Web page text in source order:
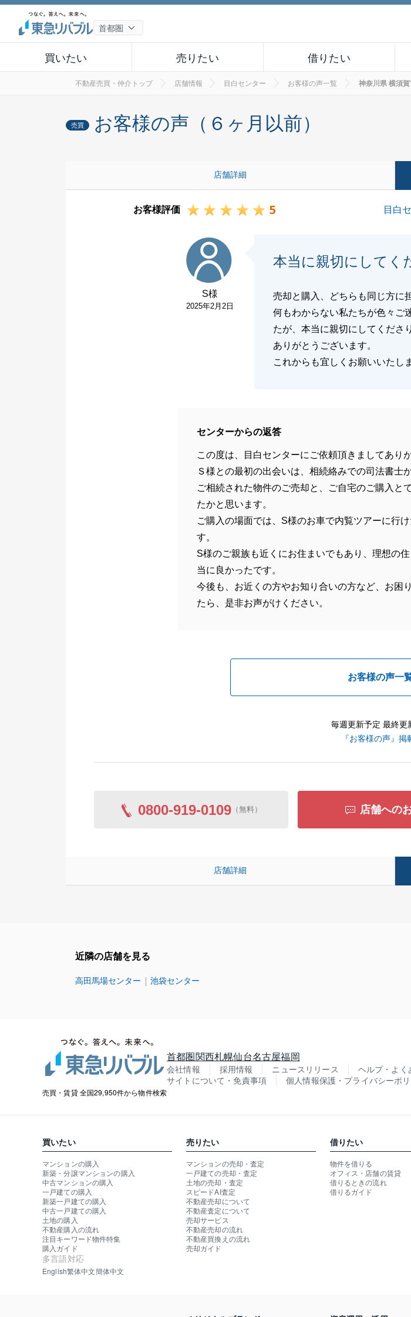
買いたい 売りたい 借りたい
不動産売買・仲介トップ 店舗情報 目白センター お客様の声一覧 神奈川県 横須
売買 お客様の声（６ヶ月以前）
店舗詳細
お客様評価 5 目白
S様
2025年2月2日
本当に親切にしてく
売却と購入、どちらも同じ方に
何もわからない私たちが色々ご
たが、本当に親切にしてくださ
ありがとうございます。
これからも宜しくお願いいたし
センターからの返答
この度は、目白センターにご依頼頂きましてあり
Ｓ様との最初の出会いは、相続絡みでの司法書士
ご相続された物件のご売却と、ご自宅のご購入と
たかと思います。
ご購入の場面では、S様のお車で内覧ツアーに行
す。
S様のご親族も近くにお住まいでもあり、理想の
当に良かったです。
今後も、お近くの方やお知り合いの方など、お困
たら、是非お声がけください。
お客様の声一
毎週更新予定 最終更
『お客様の声』掲
0800-919-0109 （無料） 店舗への
店舗詳細
近隣の店舗を見る
高田馬場センター 池袋センター
売買・賃貸 全国29,950件から物件検索
首都圏関西札幌仙台名古屋福岡
会社情報 採用情報 ニュースリリース ヘルプ・よく
サイトについて・免責事項
個人情報保護・プライバシーポ
買いたい
マンションの購入
新築・分譲マンションの購入
中古マンションの購入
一戸建ての購入
新築一戸建ての購入
中古一戸建ての購入
土地の購入
不動産購入の流れ
注目キーワード物件特集
購入ガイド
多言語対応
English繁体中文簡体中文
売りたい
マンションの売却・査定
一戸建ての売却・査定
土地の売却・査定
スピードAI査定
不動産売却について
不動産査定について
売却サービス
不動産売却の流れ
不動産買換えの流れ
売却ガイド
借りたい
物件を借りる
オフィス・店舗の賃貸
借りるときの流れ
借りるガイド